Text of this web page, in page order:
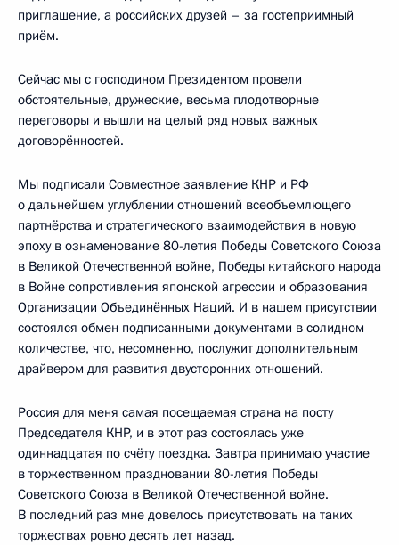
приглашение, а российских друзей – за гостеприимный
приём.
Сейчас мы с господином Президентом провели
обстоятельные, дружеские, весьма плодотворные
переговоры и вышли на целый ряд новых важных
договорённостей.
Мы подписали Совместное заявление КНР и РФ
о дальнейшем углублении отношений всеобъемлющего
партнёрства и стратегического взаимодействия в новую
эпоху в ознаменование 80-летия Победы Советского Союза
в Великой Отечественной войне, Победы китайского народа
в Войне сопротивления японской агрессии и образования
Организации Объединённых Наций. И в нашем присутствии
состоялся обмен подписанными документами в солидном
количестве, что, несомненно, послужит дополнительным
драйвером для развития двусторонних отношений.
Россия для меня самая посещаемая страна на посту
Председателя КНР, и в этот раз состоялась уже
одиннадцатая по счёту поездка. Завтра принимаю участие
в торжественном праздновании 80-летия Победы
Советского Союза в Великой Отечественной войне.
В последний раз мне довелось присутствовать на таких
торжествах ровно десять лет назад.